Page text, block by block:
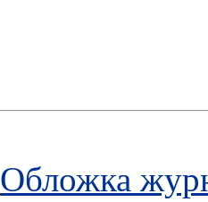
Обложка